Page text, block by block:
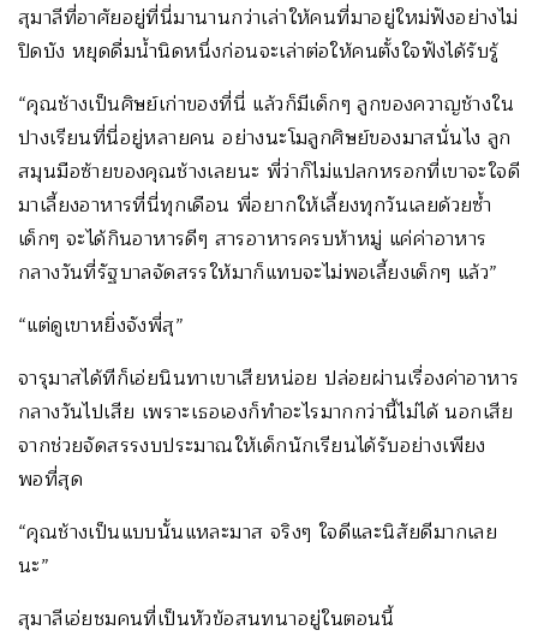
สุมาลีที่อาศัยอยู่ที่นี่มานานกว่าเล่าให้คนที่มาอยู่ใหม่ฟังอย่างไม่
ปิดบัง หยุดดื่มน้ำนิดหนึ่งก่อนจะเล่าต่อให้คนตั้งใจฟังได้รับรู้
“คุณช้างเป็นศิษย์เก่าของที่นี่ แล้วก็มีเด็กๆ ลูกของควาญช้างใน
ปางเรียนที่นี่อยู่หลายคน อย่างนะโมลูกศิษย์ของมาสนั่นไง ลูก
สมุนมือซ้ายของคุณช้างเลยนะ พี่ว่าก็ไม่แปลกหรอกที่เขาจะใจดี
มาเลี้ยงอาหารที่นี่ทุกเดือน พี่อยากให้เลี้ยงทุกวันเลยด้วยซ้ำ
เด็กๆ จะได้กินอาหารดีๆ สารอาหารครบห้าหมู่ แค่ค่าอาหาร
กลางวันที่รัฐบาลจัดสรรให้มาก็แทบจะไม่พอเลี้ยงเด็กๆ แล้ว”
“แต่ดูเขาหยิ่งจังพี่สุ”
จารุมาสได้ทีก็เอ่ยนินทาเขาเสียหน่อย ปล่อยผ่านเรื่องค่าอาหาร
กลางวันไปเสีย เพราะเธอเองก็ทำอะไรมากกว่านี้ไม่ได้ นอกเสีย
จากช่วยจัดสรรงบประมาณให้เด็กนักเรียนได้รับอย่างเพียง
พอที่สุด
“คุณช้างเป็นแบบนั้นแหละมาส จริงๆ ใจดีและนิสัยดีมากเลย
นะ”
สุมาลีเอ่ยชมคนที่เป็นหัวข้อสนทนาอยู่ในตอนนี้